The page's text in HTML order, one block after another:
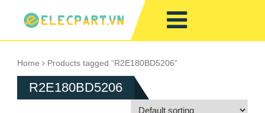
Home Products tagged “R2E180BD5206”
R2E180BD5206